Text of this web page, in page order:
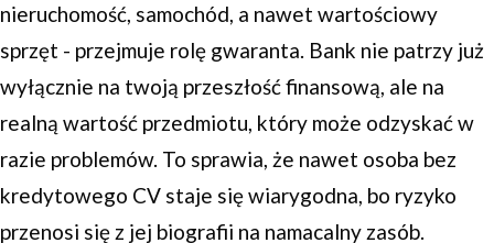
nieruchomość, samochód, a nawet wartościowy
sprzęt - przejmuje rolę gwaranta. Bank nie patrzy już
wyłącznie na twoją przeszłość finansową, ale na
realną wartość przedmiotu, który może odzyskać w
razie problemów. To sprawia, że nawet osoba bez
kredytowego CV staje się wiarygodna, bo ryzyko
przenosi się z jej biografii na namacalny zasób.